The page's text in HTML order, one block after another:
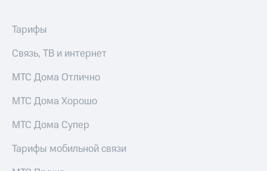
ТВ
Домашний
в МТС
со своим
номером
музыка
и многое
другое
группа
Скидка
общие
Тарифы
Связь, ТВ и интернет
МТС Дома Отлично
МТС Дома Хорошо
МТС Дома Супер
Тарифы мобильной связи